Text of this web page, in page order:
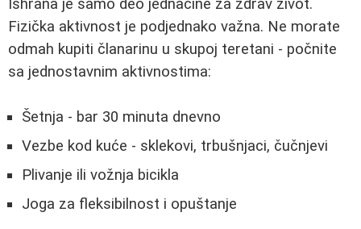
Ishrana je samo deo jednačine za zdrav život.
Fizička aktivnost je podjednako važna. Ne morate
odmah kupiti članarinu u skupoj teretani - počnite
sa jednostavnim aktivnostima:
Šetnja - bar 30 minuta dnevno
Vezbe kod kuće - sklekovi, trbušnjaci, čučnjevi
Plivanje ili vožnja bicikla
Joga za fleksibilnost i opuštanje